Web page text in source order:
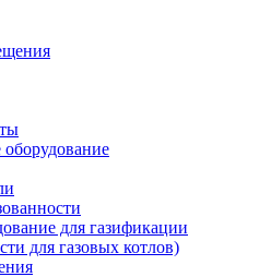
для газификации
для газовых котлов)